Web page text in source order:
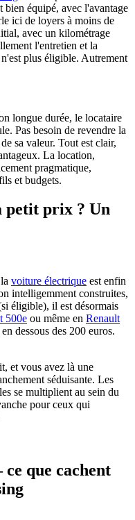
équipé, avec l'avantage
ici de loyers à moins de
avec un kilométrage
l'entretien et la
plus éligible. Autrement
longue durée, le locataire
Pas besoin de revendre la
sa valeur. Tout est clair,
La location,
pragmatique,
et budgets.
petit prix ? Un
voiture électrique est enfin
intelligemment construites,
éligible), il est désormais
500e ou même en Renault
dessous des 200 euros.
et vous avez là une
séduisante. Les
se multiplient au sein du
pour ceux qui
que cachent